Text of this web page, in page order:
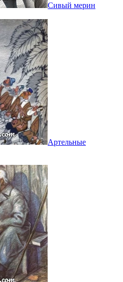
Сивый мерин
Артельные